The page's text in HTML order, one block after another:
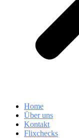
Home
Über uns
Kontakt
Flixchecks